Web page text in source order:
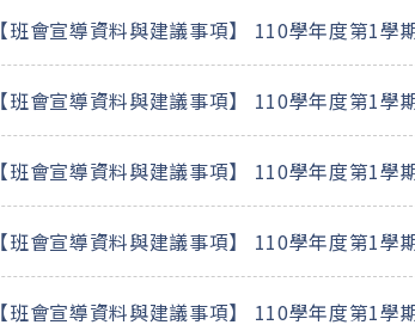
【班會宣導資料與建議事項】 110學年度第1
【班會宣導資料與建議事項】 110學年度第1
【班會宣導資料與建議事項】 110學年度第1學
【班會宣導資料與建議事項】 110學年度第1
【班會宣導資料與建議事項】 110學年度第1學